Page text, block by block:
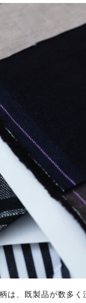
は、既製品が数多